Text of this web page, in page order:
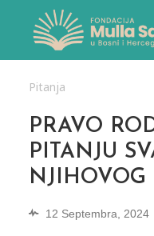
Pitanja
PRAVO
PITANJU
NJIHOVOG
12 Septembra, 2024